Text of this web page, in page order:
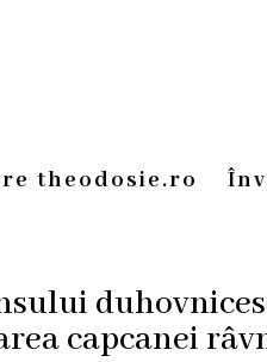
theodosie.ro
capcanei